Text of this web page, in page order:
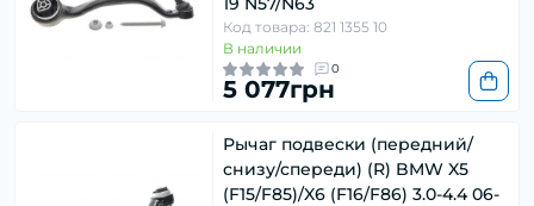
Код товара: 821 1355 10
В наличии
0
5 077грн
Рычаг подвески (передний/
снизу/спереди) (R) BMW X5
(F15/F85)/X6 (F16/F86) 3.0-4.4 06-